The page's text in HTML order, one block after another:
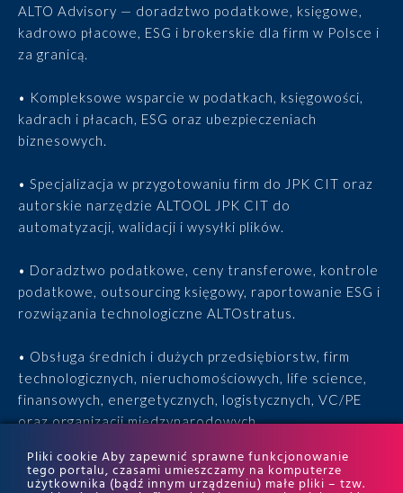
ALTO Advisory — doradztwo podatkowe, księgowe,
kadrowo płacowe, ESG i brokerskie dla firm w Polsce i
za granicą.
• Kompleksowe wsparcie w podatkach, księgowości,
kadrach i płacach, ESG oraz ubezpieczeniach
biznesowych.
• Specjalizacja w przygotowaniu firm do JPK CIT oraz
autorskie narzędzie ALTOOL JPK CIT do
automatyzacji, walidacji i wysyłki plików.
• Doradztwo podatkowe, ceny transferowe, kontrole
podatkowe, outsourcing księgowy, raportowanie ESG i
rozwiązania technologiczne ALTOstratus.
• Obsługa średnich i dużych przedsiębiorstw, firm
technologicznych, nieruchomościowych, life science,
finansowych, energetycznych, logistycznych, VC/PE
oraz organizacji międzynarodowych.
• 15 lat doświadczenia, 170 ekspertów, tysiące
zrealizowanych projektów i wyróżnienia w rankingach
Pliki cookie Aby zapewnić sprawne funkcjonowanie
tego portalu, czasami umieszczamy na komputerze
użytkownika (bądź innym urządzeniu) małe pliki – tzw.